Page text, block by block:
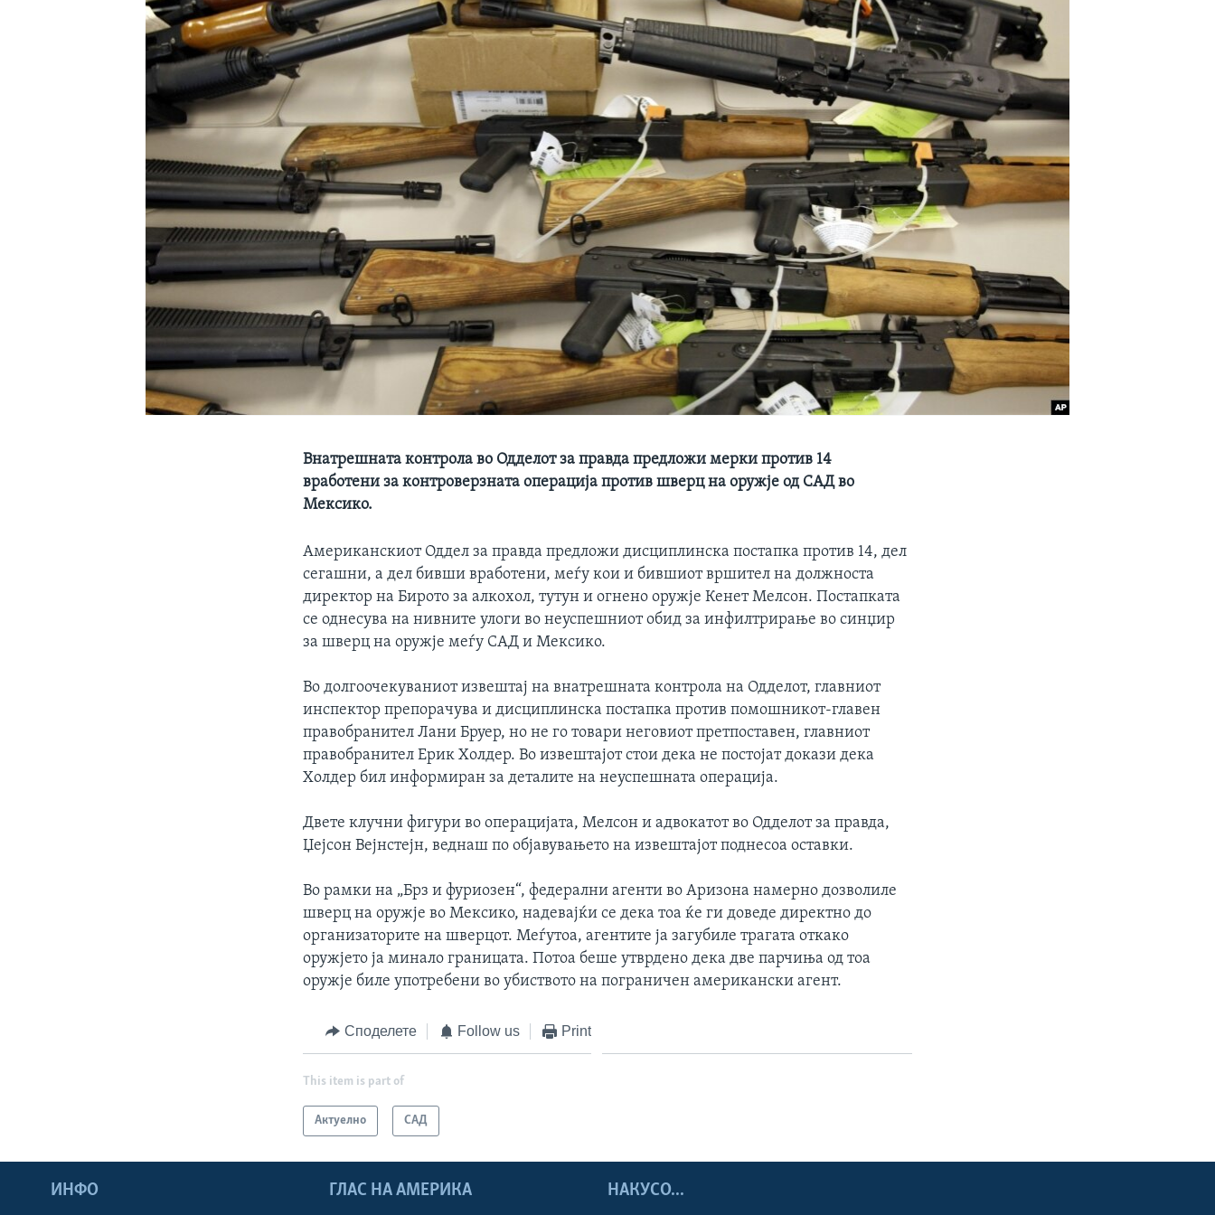
Внатрешната контрола во Одделот за правда предложи мерки против 14
вработени за контроверзната операција против шверц на оружје од САД во
Мексико.
Американскиот Оддел за правда предлoжи дисциплинска постапка против 14, дел
сегашни, а дел бивши вработени, меѓу кои и бившиот вршител на должноста
директор на Бирото за алкохол, тутун и огнено оружје Кенет Мелсон. Постапката
се однесува на нивните улоги во неуспешниот обид за инфилтрирање во синџир
за шверц на оружје меѓу САД и Мексико.
Во долгоочекуваниот извештај на внатрешната контрола на Одделот, главниот
инспектор препорачува и дисциплинска постапка против помошникот-главен
правобранител Лани Бруер, но не го товари неговиот претпоставен, главниот
правобранител Ерик Холдер. Во извештајот стои дека не постојат докази дека
Холдер бил информиран за деталите на неуспешната операција.
Двете клучни фигури во операцијата, Мелсон и адвокатот во Одделот за правда,
Џејсон Вејнстејн, веднаш по објавувањето на извештајот поднесоа оставки.
Во рамки на „Брз и фуриозен“, федерални агенти во Аризона намерно дозволиле
шверц на оружје во Мексико, надевајќи се дека тоа ќе ги доведе директно до
организаторите на шверцот. Меѓутоа, агентите ја загубиле трагата откако
оружјето ја минало границата. Потоа беше утврдено дека две парчиња од тоа
оружје биле употребени во убиството на пограничен американски агент.
Споделете Follow us Print
This item is part of
Актуелно САД
НАКУСО...
ИНФО ГЛАС НА АМЕРИКА